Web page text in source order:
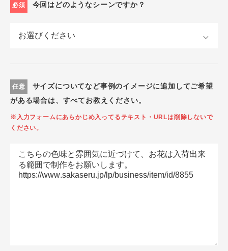
必須 今回はどのようなシーンですか？
任意
サイズについてなど事例のイメージに追加してご希望
がある場合は、すべてお教えください。
※入力フォームにあらかじめ入ってるテキスト・URLは削除しないで
ください。